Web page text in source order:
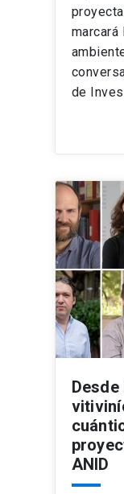
marcará
de
ANID